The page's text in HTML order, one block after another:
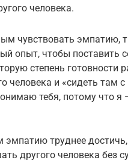
человека.
чувствовать эмпатию,
опыт, чтобы поставить
степень готовности
человека и «сидеть там
тебя, потому что я
эмпатию труднее
другого человека без